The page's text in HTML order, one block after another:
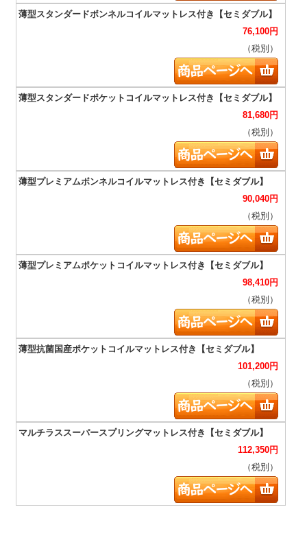
76,100円
（税別）
81,680円
（税別）
90,040円
（税別）
98,410円
（税別）
101,200円
（税別）
112,350円
（税別）